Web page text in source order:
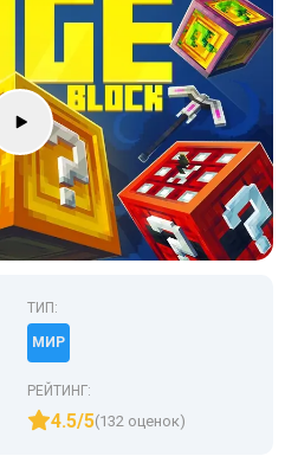
ТИП:
МИР
РЕЙТИНГ:
4.5/5(132 оценок)